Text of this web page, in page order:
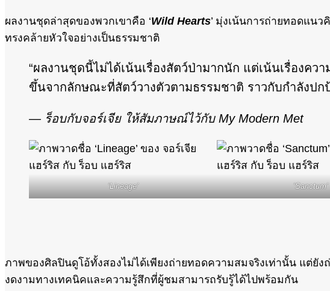
ผลงานชุดล่าสุดของพวกเขาคือ ‘Wild Hearts’ มุ่งเน้นการถ่ายทอดแน
ทรงคล้ายหัวใจอย่างเป็นธรรมชาติ
“ผลงานชุดนี้ไม่ได้เน้นเรื่องสัตว์ป่ามากนัก แต่เน้นเรื่องค
ขึ้นจากลักษณะที่สัตว์วางตัวตามธรรมชาติ ราวกับกำลังปก
— ร็อบกับจอร์เจีย ให้สัมภาษณ์ไว้กับ My Modern Met
‘Lineage’ ‘Sanctum’
ภาพของศิลปินดูโอ้ทั้งสองไม่ได้เพียงถ่ายทอดความสมจริงเท่านั้น แต่
งดงามทางเทคนิคและความรู้สึกที่ผู้ชมสามารถรับรู้ได้ไปพร้อมกัน